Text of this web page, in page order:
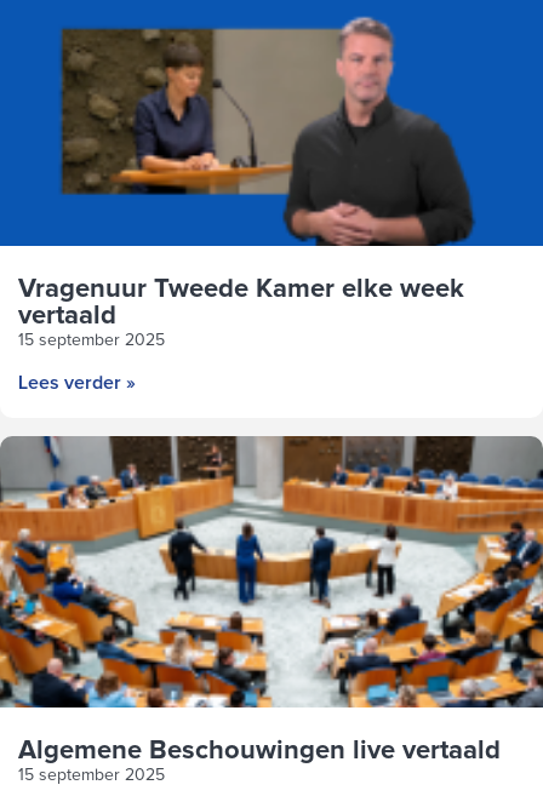
Vragenuur Tweede Kamer elke week
vertaald
15 september 2025
Lees verder »
Algemene Beschouwingen live vertaald
15 september 2025